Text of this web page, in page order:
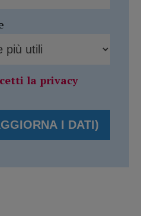
la privacy